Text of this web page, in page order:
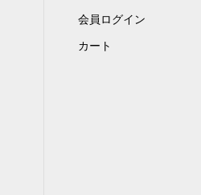
会員ログイン
カート